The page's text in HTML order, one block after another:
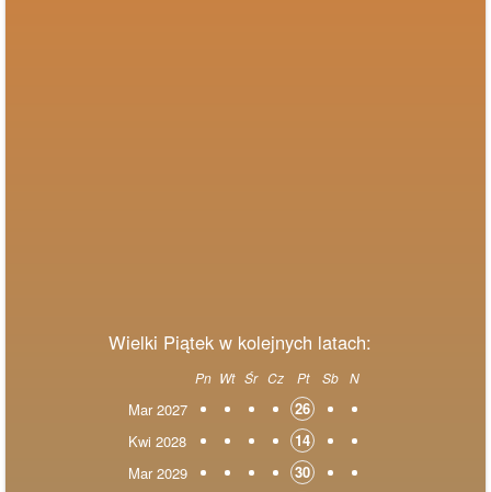
Wielki Piątek w kolejnych latach:
Pn Wt Śr Cz Pt Sb N
Mar 2027
26
Kwi 2028
14
Mar 2029
30